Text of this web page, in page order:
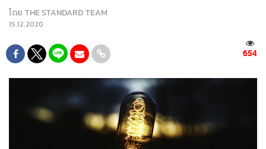
โดย THE STANDARD TEAM
15.12.2020
654